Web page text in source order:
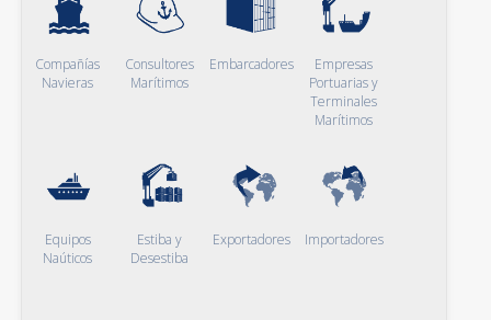
Compañías
Navieras
Consultores
Marítimos
Embarcadores
Empresas
Portuarias y
Terminales
Marítimos
Equipos
Naúticos
Estiba y
Desestiba
Exportadores Importadores